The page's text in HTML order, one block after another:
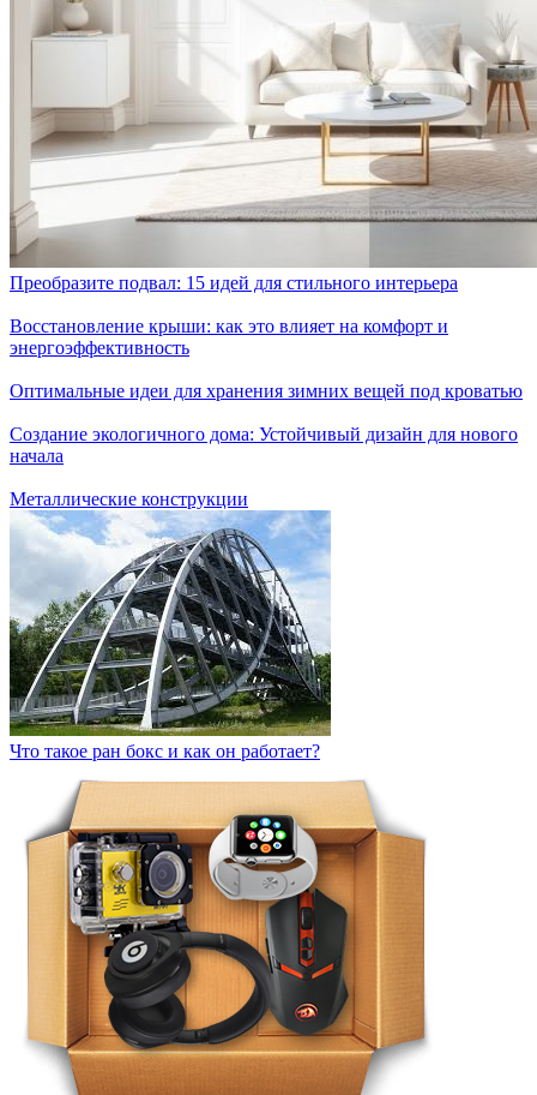
Преобразите подвал: 15 идей для стильного интерьера
Восстановление крыши: как это влияет на комфорт и
энергоэффективность
Оптимальные идеи для хранения зимних вещей под кроватью
Создание экологичного дома: Устойчивый дизайн для нового
начала
Металлические конструкции
Что такое ран бокс и как он работает?